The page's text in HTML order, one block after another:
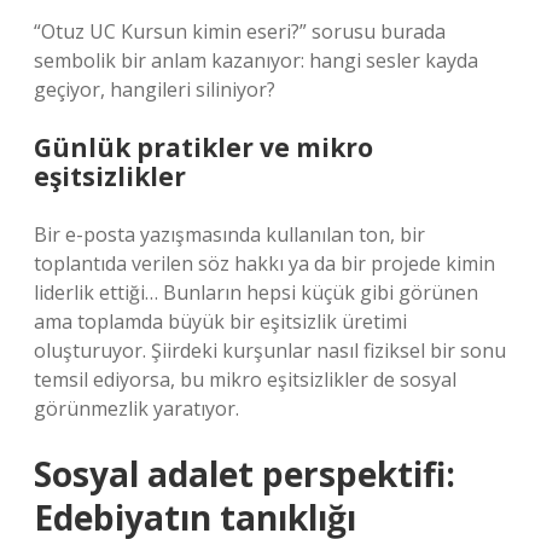
“Otuz UC Kursun kimin eseri?” sorusu burada
sembolik bir anlam kazanıyor: hangi sesler kayda
geçiyor, hangileri siliniyor?
Günlük pratikler ve mikro
eşitsizlikler
Bir e-posta yazışmasında kullanılan ton, bir
toplantıda verilen söz hakkı ya da bir projede kimin
liderlik ettiği… Bunların hepsi küçük gibi görünen
ama toplamda büyük bir eşitsizlik üretimi
oluşturuyor. Şiirdeki kurşunlar nasıl fiziksel bir sonu
temsil ediyorsa, bu mikro eşitsizlikler de sosyal
görünmezlik yaratıyor.
Sosyal adalet perspektifi:
Edebiyatın tanıklığı